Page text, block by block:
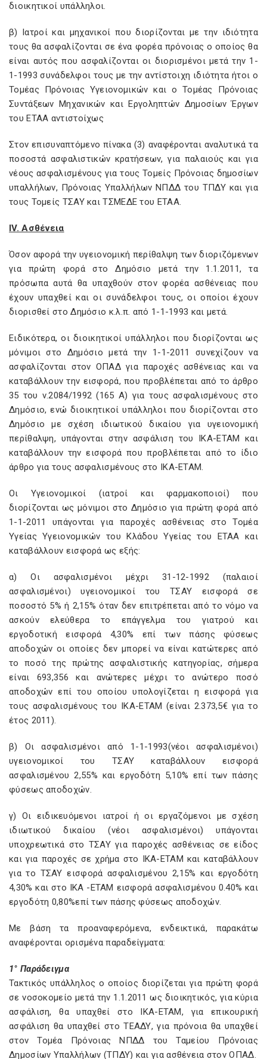
διοικητικοί υπάλληλοι.
β) Ιατροί και μηχανικοί που διορίζονται με την ιδιότητα
τους θα ασφαλίζονται σε ένα φορέα πρόνοιας ο οποίος θα
είναι αυτός που ασφαλίζονται οι διορισμένοι μετά την 1-
1-1993 συνάδελφοι τους με την αντίστοιχη ιδιότητα ήτοι ο
Τομέας Πρόνοιας Υγειονομικών και ο Τομέας Πρόνοιας
Συντάξεων Μηχανικών και Εργοληπτών Δημοσίων Έργων
του ΕΤΑΑ αντιστοίχως
Στον επισυναπτόμενο πίνακα (3) αναφέρονται αναλυτικά τα
ποσοστά ασφαλιστικών κρατήσεων, για παλαιούς και για
νέους ασφαλισμένους για τους Τομείς Πρόνοιας δημοσίων
υπαλλήλων, Πρόνοιας Υπαλλήλων ΝΠΔΔ του ΤΠΔΥ και για
τους Τομείς ΤΣΑΥ και ΤΣΜΕΔΕ του ΕΤΑΑ.
IV. Ασθένεια
Όσον αφορά την υγειονομική περίθαλψη των διοριζόμενων
για πρώτη φορά στο Δημόσιο μετά την 1.1.2011, τα
πρόσωπα αυτά θα υπαχθούν στον φορέα ασθένειας που
έχουν υπαχθεί και οι συνάδελφοι τους, οι οποίοι έχουν
διορισθεί στο Δημόσιο κ.λ.π. από 1-1-1993 και μετά.
Ειδικότερα, οι διοικητικοί υπάλληλοι που διορίζονται ως
μόνιμοι στο Δημόσιο μετά την 1-1-2011 συνεχίζουν να
ασφαλίζονται στον ΟΠΑΔ για παροχές ασθένειας και να
καταβάλλουν την εισφορά, που προβλέπεται από το άρθρο
35 του ν.2084/1992 (165 Α) για τους ασφαλισμένους στο
Δημόσιο, ενώ διοικητικοί υπάλληλοι που διορίζονται στο
Δημόσιο με σχέση ιδιωτικού δικαίου για υγειονομική
περίθαλψη, υπάγονται στην ασφάλιση του ΙΚΑ-ΕΤΑΜ και
καταβάλλουν την εισφορά που προβλέπεται από το ίδιο
άρθρο για τους ασφαλισμένους στο ΙΚΑ-ΕΤΑΜ.
Οι Υγειονομικοί (ιατροί και φαρμακοποιοί) που
διορίζονται ως μόνιμοι στο Δημόσιο για πρώτη φορά από
1-1-2011 υπάγονται για παροχές ασθένειας στο Τομέα
Υγείας Υγειονομικών του Κλάδου Υγείας του ΕΤΑΑ και
καταβάλλουν εισφορά ως εξής:
α) Οι ασφαλισμένοι μέχρι 31-12-1992 (παλαιοί
ασφαλισμένοι) υγειονομικοί του ΤΣΑΥ εισφορά σε
ποσοστό 5% ή 2,15% όταν δεν επιτρέπεται από το νόμο να
ασκούν ελεύθερα το επάγγελμα του γιατρού και
εργοδοτική εισφορά 4,30% επί των πάσης φύσεως
αποδοχών οι οποίες δεν μπορεί να είναι κατώτερες από
το ποσό της πρώτης ασφαλιστικής κατηγορίας, σήμερα
είναι 693,356 και ανώτερες μέχρι το ανώτερο ποσό
αποδοχών επί του οποίου υπολογίζεται η εισφορά για
τους ασφαλισμένους του ΙΚΑ-ΕΤΑΜ (είναι 2.373,5€ για το
έτος 2011).
β) Οι ασφαλισμένοι από 1-1-1993(νέοι ασφαλισμένοι)
υγειονομικοί του ΤΣΑΥ καταβάλλουν εισφορά
ασφαλισμένου 2,55% και εργοδότη 5,10% επί των πάσης
φύσεως αποδοχών.
γ) Οι ειδικευόμενοι ιατροί ή οι εργαζόμενοι με σχέση
ιδιωτικού δικαίου (νέοι ασφαλισμένοι) υπάγονται
υποχρεωτικά στο ΤΣΑΥ για παροχές ασθένειας σε είδος
και για παροχές σε χρήμα στο ΙΚΑ-ΕΤΑΜ και καταβάλλουν
για το ΤΣΑΥ εισφορά ασφαλισμένου 2,15% και εργοδότη
4,30% και στο ΙΚΑ -ΕΤΑΜ εισφορά ασφαλισμένου 0.40% και
εργοδότη 0,80%επί των πάσης φύσεως αποδοχών.
Με βάση τα προαναφερόμενα, ενδεικτικά, παρακάτω
αναφέρονται ορισμένα παραδείγματα:
1° Παράδειγμα
Τακτικός υπάλληλος ο οποίος διορίζεται για πρώτη φορά
σε νοσοκομείο μετά την 1.1.2011 ως διοικητικός, για κύρια
ασφάλιση, θα υπαχθεί στο ΙΚΑ-ΕΤΑΜ, για επικουρική
ασφάλιση θα υπαχθεί στο ΤΕΑΔΥ, για πρόνοια θα υπαχθεί
στον Τομέα Πρόνοιας ΝΠΔΔ του Ταμείου Πρόνοιας
Δημοσίων Υπαλλήλων (ΤΠΔΥ) και για ασθένεια στον ΟΠΑΔ.